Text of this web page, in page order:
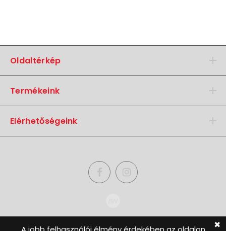
Oldaltérkép
Termékeink
Elérhetőségeink
✖